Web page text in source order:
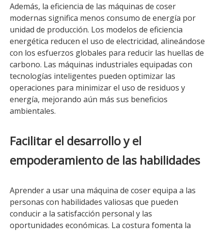
Además, la eficiencia de las máquinas de coser
modernas significa menos consumo de energía por
unidad de producción. Los modelos de eficiencia
energética reducen el uso de electricidad, alineándose
con los esfuerzos globales para reducir las huellas de
carbono. Las máquinas industriales equipadas con
tecnologías inteligentes pueden optimizar las
operaciones para minimizar el uso de residuos y
energía, mejorando aún más sus beneficios
ambientales.
Facilitar el desarrollo y el
empoderamiento de las habilidades
Aprender a usar una máquina de coser equipa a las
personas con habilidades valiosas que pueden
conducir a la satisfacción personal y las
oportunidades económicas. La costura fomenta la